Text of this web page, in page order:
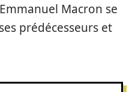
Macron se
prédécesseurs et